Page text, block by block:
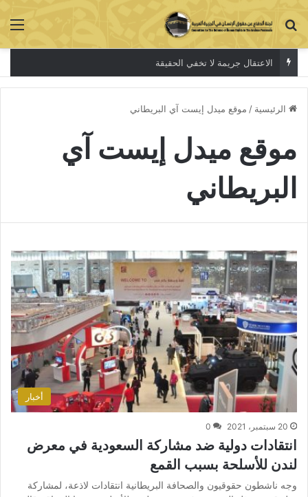
بحث عن
الاعتقال جريمة لا تخفي الحقيقة
الرئيسية / موقع ميدل إيست آي البريطاني
موقع ميدل إيست آي
البريطاني
أخبار
20 سبتمبر، 2021 0
انتقادات دولية ضد مشاركة السعودية في معرض
لندن للأسلحة بسبب القمع
وجه ناشطون حقوقيون والصحافة البريطانية انتقادات لاذعة، لمشاركة